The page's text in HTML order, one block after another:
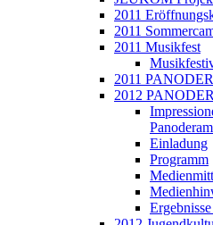
2011
2011
2011 Musikfest
2011
2012
Einladung
Programm